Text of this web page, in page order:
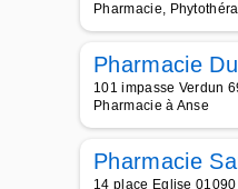
Pharmacie,
Pharmacie
101 impasse Verdun
Pharmacie à Anse
Pharmacie
14 place Eglise